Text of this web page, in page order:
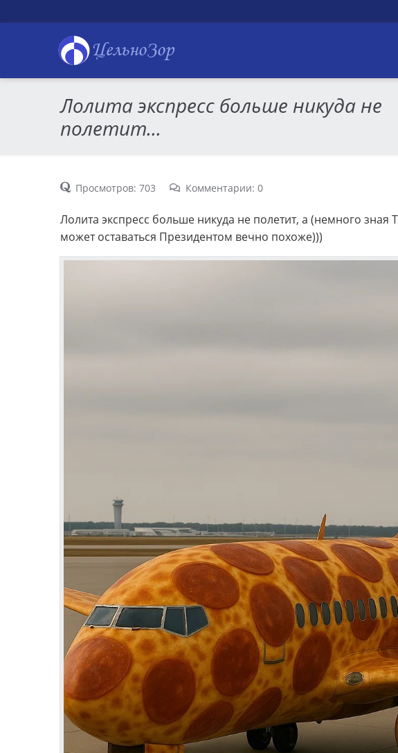
ЦельноЗор
Лолита экспресс больше никуда не
полетит...
Просмотров: 703 Комментарии: 0
Лолита экспресс больше никуда не полетит, а (немного
может оставаться Президентом вечно похоже)))